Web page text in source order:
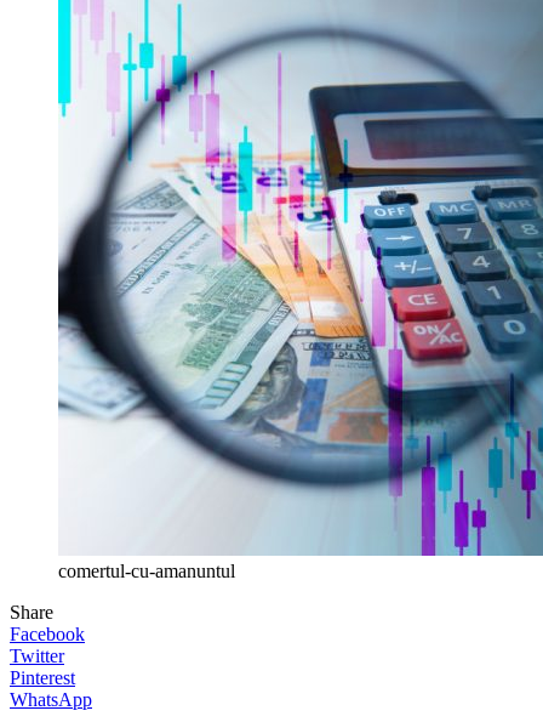
comertul-cu-amanuntul
Share
Facebook
Twitter
Pinterest
WhatsApp